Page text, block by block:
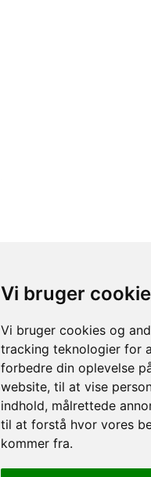
Vi bruger
Vi bruger cookies og
tracking teknologier for
forbedre din oplevelse
website, til at vise
indhold, målrettede
til at forstå hvor vores
kommer fra.